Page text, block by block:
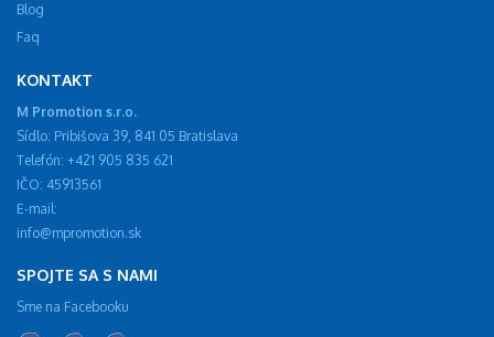
Blog
Faq
KONTAKT
M Promotion s.r.o.
Sídlo: Pribišova 39, 841 05 Bratislava
Telefón: +421 905 835 621
IČO: 45913561
E-mail:
info@mpromotion.sk
SPOJTE SA S NAMI
Sme na Facebooku